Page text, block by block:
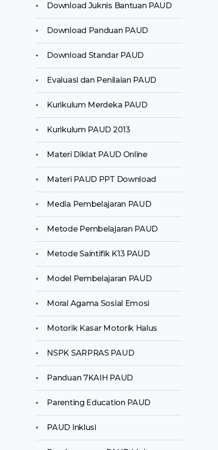
Download Juknis Bantuan PAUD
Download Panduan PAUD
Download Standar PAUD
Evaluasi dan Penilaian PAUD
Kurikulum Merdeka PAUD
Kurikulum PAUD 2013
Materi Diklat PAUD Online
Materi PAUD PPT Download
Media Pembelajaran PAUD
Metode Pembelajaran PAUD
Metode Saintifik K13 PAUD
Model Pembelajaran PAUD
Moral Agama Sosial Emosi
Motorik Kasar Motorik Halus
NSPK SARPRAS PAUD
Panduan 7KAIH PAUD
Parenting Education PAUD
PAUD Inklusi